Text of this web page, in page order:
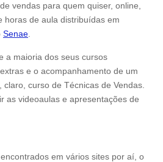
vendas para quem quiser, online,
horas de aula distribuídas em
Senae
a maioria dos seus cursos
e o acompanhamento de um
curso de Técnicas de Vendas.
as videoaulas e apresentações de
em vários sites por aí, o